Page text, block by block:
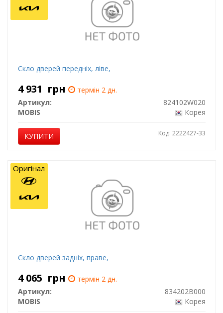
Скло дверей передніх, ліве,
4 931 грн
термін 2 дн.
Артикул:
824102W020
MOBIS
Корея
КУПИТИ Код: 2222427-33
Скло дверей задніх, праве,
4 065 грн
термін 2 дн.
Артикул:
834202B000
MOBIS
Корея
Оригінал